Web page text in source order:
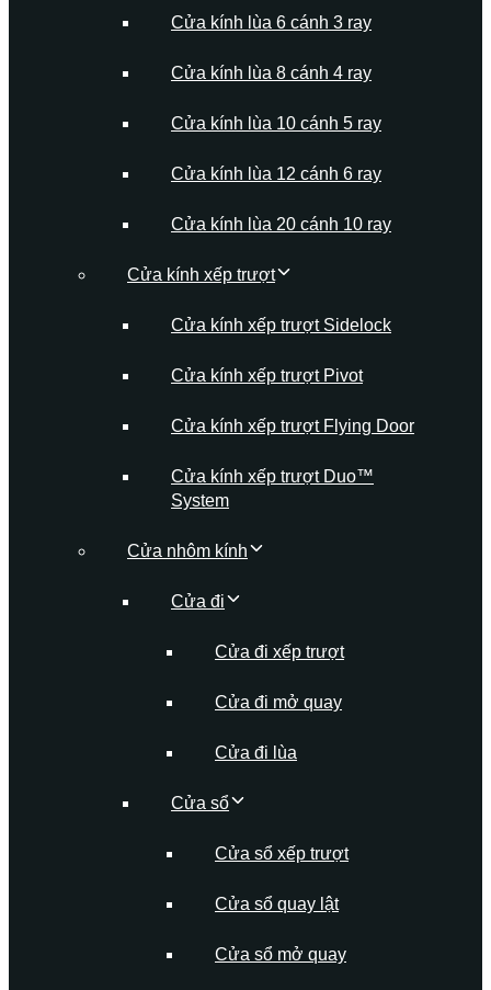
Cửa kính lùa 6 cánh 3 ray
Cửa kính lùa 8 cánh 4 ray
Cửa kính lùa 10 cánh 5 ray
Cửa kính lùa 12 cánh 6 ray
Cửa kính lùa 20 cánh 10 ray
Cửa kính xếp trượt
Cửa kính xếp trượt Sidelock
Cửa kính xếp trượt Pivot
Cửa kính xếp trượt Flying Door
Cửa kính xếp trượt Duo™
System
Cửa nhôm kính
Cửa đi
Cửa đi xếp trượt
Cửa đi mở quay
Cửa đi lùa
Cửa sổ
Cửa sổ xếp trượt
Cửa sổ quay lật
Cửa sổ mở quay